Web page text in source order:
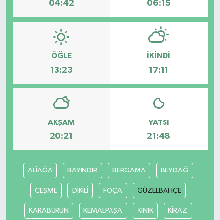
04:42 06:15
ÖĞLE
13:23
İKINDI
17:11
AKŞAM
20:21
YATSI
21:48
ALİAĞA BAYINDIR BERGAMA BEYDAĞ
CEŞME DİKİLİ FOÇA GÜZELBAHÇE
KARABURUN KEMALPAŞA KINIK KİRAZ
Podcast
Politika
Sağlık
Siyaset